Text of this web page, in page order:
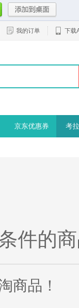
我的订单 下载
京东优惠券 考
件的
商品 ！